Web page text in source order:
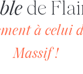
de
à celui
Massif !